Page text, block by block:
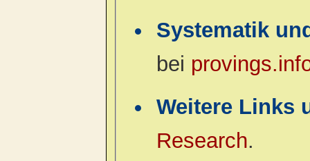
Systematik
bei
Weitere Links
Research.